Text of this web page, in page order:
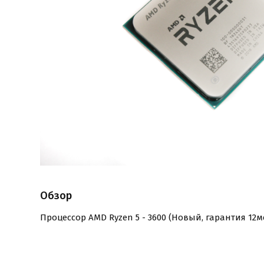
Обзор
Процессор AMD Ryzen 5 - 3600 (Новый, гарантия